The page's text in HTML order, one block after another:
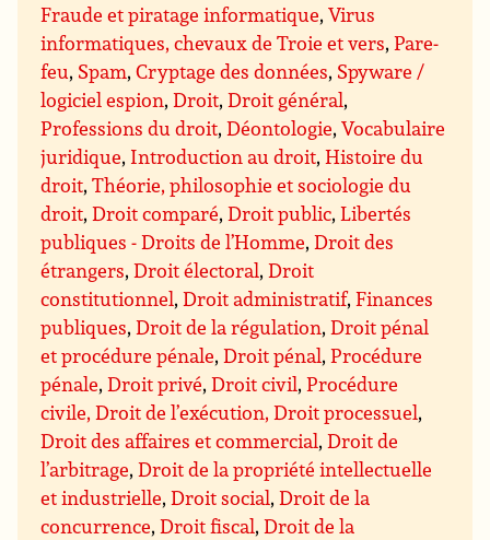
Fraude et piratage informatique,Virus
informatiques, chevaux de Troie et vers,Pare-
feu, Spam,Cryptage des données, Spyware /
logiciel espion,Droit,Droit général,
Professions du droit,Déontologie,Vocabulaire
juridique, Introduction au droit,Histoire du
droit,Théorie, philosophie et sociologie du
droit,Droit comparé,Droit public,Libertés
publiques - Droits de l’Homme,Droit des
étrangers,Droit électoral,Droit
constitutionnel,Droit administratif,Finances
publiques,Droit de la régulation,Droit pénal
et procédure pénale,Droit pénal,Procédure
pénale,Droit privé,Droit civil,Procédure
civile, Droit de l’exécution, Droit processuel,
Droit des affaires et commercial,Droit de
l’arbitrage,Droit de la propriété intellectuelle
et industrielle,Droit social,Droit de la
concurrence,Droit fiscal,Droit de la